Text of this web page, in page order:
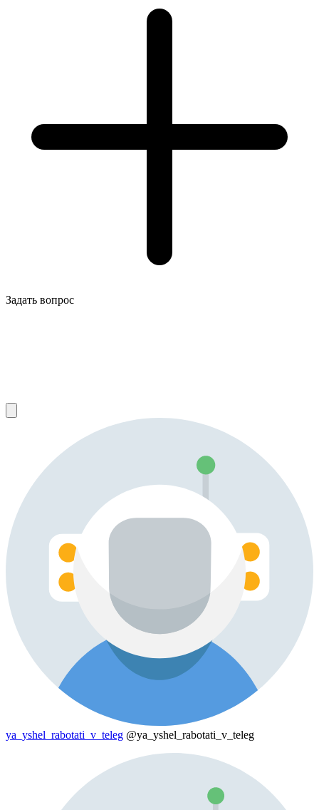
Задать вопрос
ya_yshel_rabotati_v_teleg @ya_yshel_rabotati_v_teleg